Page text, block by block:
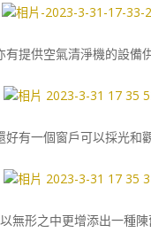
提供空氣清淨機的設備
有一個窗戶可以採光和
無形之中更增添出一種